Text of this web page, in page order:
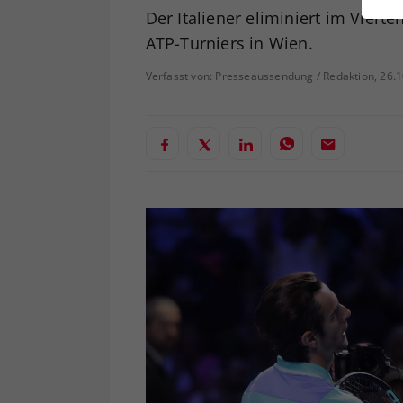
Der Italiener eliminiert im
ATP-Turniers in Wien.
Verfasst von: Presseaussendung / Redaktion,